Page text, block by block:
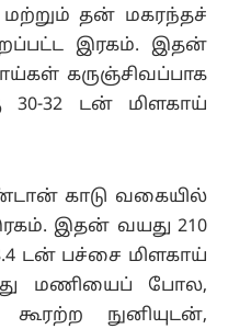
தன் மகரந்தச்
இரகம். இதன்
கருஞ்சிவப்பாக
30-32 டன் மிளகாய்
காடு வகையில்
இதன் வயது 210
டன் பச்சை மிளகாய்
மணியைப் போல,
நுனியுடன்,